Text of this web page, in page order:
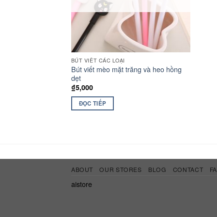
BÚT VIẾT CÁC LOẠI
Bút viết mèo mặt trăng và heo hồng
dẹt
₫5,000
ĐỌC TIẾP
ABOUT OUR STORES BLOG CONTACT
aistore